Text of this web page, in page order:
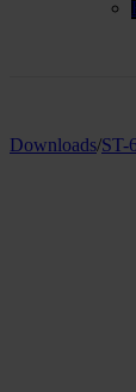
Downloads/ST-